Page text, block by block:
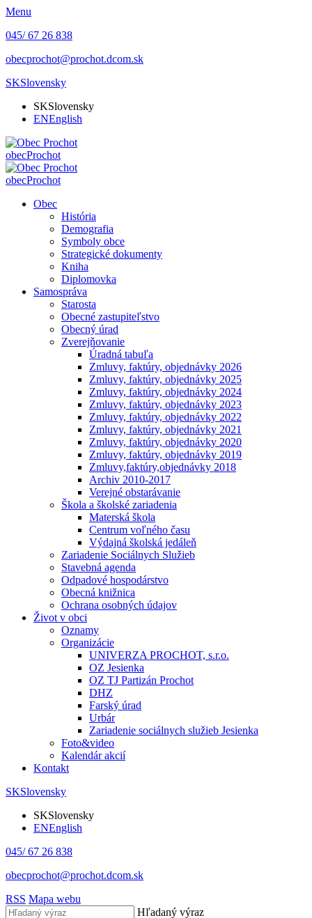
Menu
045/ 67 26 838
obecprochot@prochot.dcom.sk
SKSlovensky
SKSlovensky
ENEnglish
obecProchot
obecProchot
Obec
História
Demografia
Symboly obce
Strategické dokumenty
Kniha
Diplomovka
Samospráva
Starosta
Obecné zastupiteľstvo
Obecný úrad
Zverejňovanie
Úradná tabuľa
Zmluvy, faktúry, objednávky 2026
Zmluvy, faktúry, objednávky 2025
Zmluvy, faktúry, objednávky 2024
Zmluvy, faktúry, objednávky 2023
Zmluvy, faktúry, objednávky 2022
Zmluvy, faktúry, objednávky 2021
Zmluvy, faktúry, objednávky 2020
Zmluvy, faktúry, objednávky 2019
Zmluvy,faktúry,objednávky 2018
Archiv 2010-2017
Verejné obstarávanie
Škola a školské zariadenia
Materská škola
Centrum voľného času
Výdajná školská jedáleň
Zariadenie Sociálnych Služieb
Stavebná agenda
Odpadové hospodárstvo
Obecná knižnica
Ochrana osobných údajov
Život v obci
Oznamy
Organizácie
UNIVERZA PROCHOT, s.r.o.
OZ Jesienka
OZ TJ Partizán Prochot
DHZ
Farský úrad
Urbár
Zariadenie sociálnych služieb Jesienka
Foto&video
Kalendár akcií
Kontakt
SKSlovensky
SKSlovensky
ENEnglish
045/ 67 26 838
obecprochot@prochot.dcom.sk
RSS Mapa webu
Hľadaný výraz